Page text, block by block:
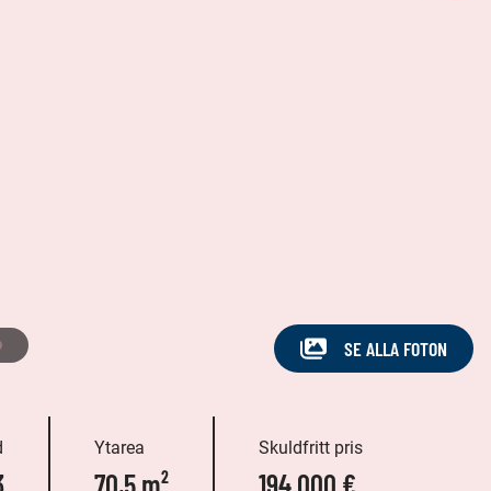
SE ALLA FOTON
Ytarea
70,5 m²
Skuldfritt pris
194 000 €